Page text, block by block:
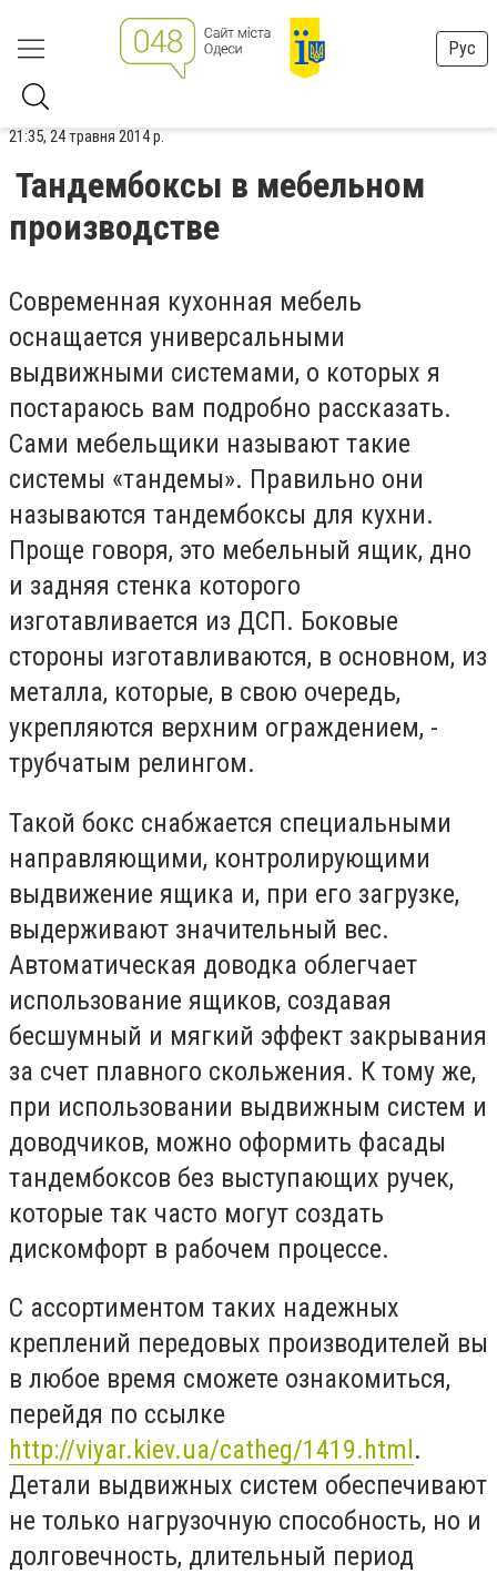
Рус
21:35, 24 травня 2014 р.
Тандембоксы в мебельном
производстве
Современная кухонная мебель
оснащается универсальными
выдвижными системами, о которых я
постараюсь вам подробно рассказать.
Сами мебельщики называют такие
системы «тандемы». Правильно они
называются тандембоксы для кухни.
Проще говоря, это мебельный ящик, дно
и задняя стенка которого
изготавливается из ДСП. Боковые
стороны изготавливаются, в основном, из
металла, которые, в свою очередь,
укрепляются верхним ограждением, -
трубчатым релингом.
Такой бокс снабжается специальными
направляющими, контролирующими
выдвижение ящика и, при его загрузке,
выдерживают значительный вес.
Автоматическая доводка облегчает
использование ящиков, создавая
бесшумный и мягкий эффект закрывания
за счет плавного скольжения. К тому же,
при использовании выдвижным систем и
доводчиков, можно оформить фасады
тандембоксов без выступающих ручек,
которые так часто могут создать
дискомфорт в рабочем процессе.
С ассортиментом таких надежных
креплений передовых производителей вы
в любое время сможете ознакомиться,
перейдя по ссылке
http://viyar.kiev.ua/catheg/1419.html .
Детали выдвижных систем обеспечивают
не только нагрузочную способность, но и
долговечность, длительный период